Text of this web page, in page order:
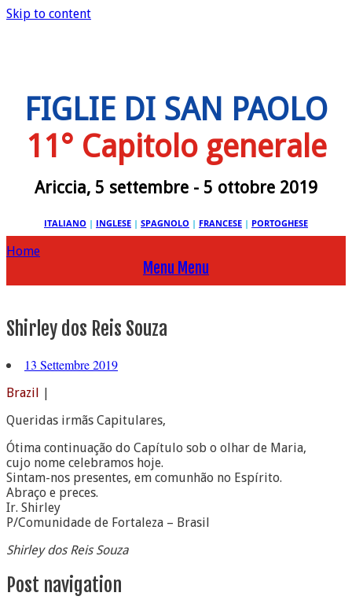
Skip to content
FIGLIE DI SAN PAOLO
11° Capitolo generale
Ariccia, 5 settembre - 5 ottobre 2019
ITALIANO | INGLESE | SPAGNOLO | FRANCESE | PORTOGHESE
Home
Menu Menu
Shirley dos Reis Souza
13 Settembre 2019
Brazil |
Queridas irmãs Capitulares,
Ótima continuação do Capítulo sob o olhar de Maria,
cujo nome celebramos hoje.
Sintam-nos presentes, em comunhão no Espírito.
Abraço e preces.
Ir. Shirley
P/Comunidade de Fortaleza – Brasil
Shirley dos Reis Souza
Post navigation